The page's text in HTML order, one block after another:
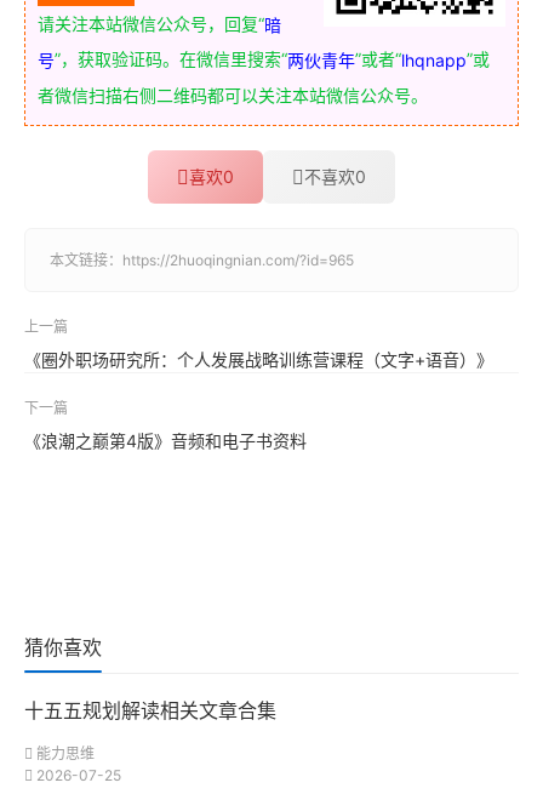
请关注本站微信公众号，回复“暗
号”，获取验证码。在微信里搜索“两伙青年”或者“lhqnapp”或
者微信扫描右侧二维码都可以关注本站微信公众号。
喜欢0 不喜欢0
本文链接： https://2huoqingnian.com/?id=965
上一篇
《圈外职场研究所：个人发展战略训练营课程（文字+语音）》
下一篇
《浪潮之巅第4版》音频和电子书资料
猜你喜欢
十五五规划解读相关文章合集
能力思维
2026-07-25